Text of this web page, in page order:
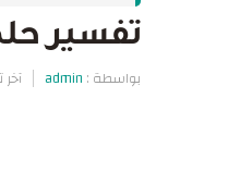
تفسير
بواسطة : admin